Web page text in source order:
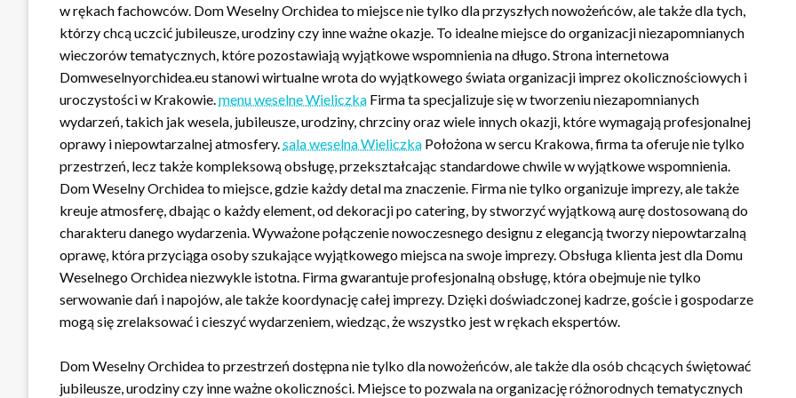
w rękach fachowców. Dom Weselny Orchidea to miejsce nie tylko dla przyszłych nowożeńców, ale także dla tych,
którzy chcą uczcić jubileusze, urodziny czy inne ważne okazje. To idealne miejsce do organizacji niezapomnianych
wieczorów tematycznych, które pozostawiają wyjątkowe wspomnienia na długo. Strona internetowa
Domweselnyorchidea.eu stanowi wirtualne wrota do wyjątkowego świata organizacji imprez okolicznościowych i
uroczystości w Krakowie.menu weselne Wieliczka Firma ta specjalizuje się w tworzeniu niezapomnianych
wydarzeń, takich jak wesela, jubileusze, urodziny, chrzciny oraz wiele innych okazji, które wymagają profesjonalnej
oprawy i niepowtarzalnej atmosfery.sala weselna Wieliczka Położona w sercu Krakowa, firma ta oferuje nie tylko
przestrzeń, lecz także kompleksową obsługę, przekształcając standardowe chwile w wyjątkowe wspomnienia.
Dom Weselny Orchidea to miejsce, gdzie każdy detal ma znaczenie. Firma nie tylko organizuje imprezy, ale także
kreuje atmosferę, dbając o każdy element, od dekoracji po catering, by stworzyć wyjątkową aurę dostosowaną do
charakteru danego wydarzenia. Wyważone połączenie nowoczesnego designu z elegancją tworzy niepowtarzalną
oprawę, która przyciąga osoby szukające wyjątkowego miejsca na swoje imprezy. Obsługa klienta jest dla Domu
Weselnego Orchidea niezwykle istotna. Firma gwarantuje profesjonalną obsługę, która obejmuje nie tylko
serwowanie dań i napojów, ale także koordynację całej imprezy. Dzięki doświadczonej kadrze, goście i gospodarze
mogą się zrelaksować i cieszyć wydarzeniem, wiedząc, że wszystko jest w rękach ekspertów.
Dom Weselny Orchidea to przestrzeń dostępna nie tylko dla nowożeńców, ale także dla osób chcących świętować
jubileusze, urodziny czy inne ważne okoliczności. Miejsce to pozwala na organizację różnorodnych tematycznych